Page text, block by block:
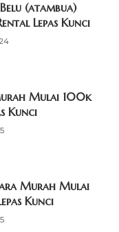
(atambua)
Lepas Kunci
Mulai 100k
Kunci
Murah Mulai
Kunci